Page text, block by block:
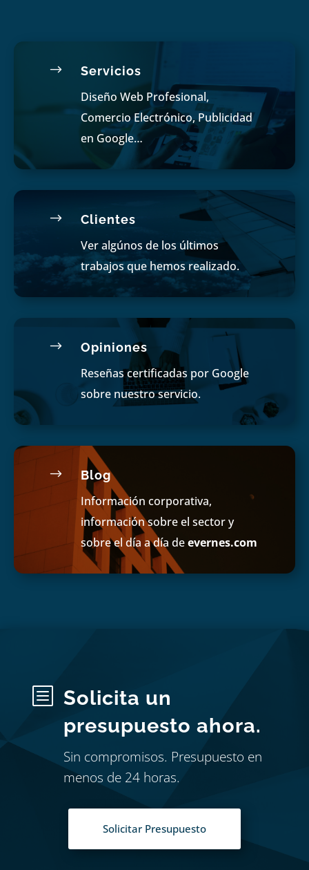
$ Servicios
Diseño Web Profesional,
Comercio Electrónico, Publicidad
en Google…
$ Clientes
Ver algúnos de los últimos
trabajos que hemos realizado.
$ Opiniones
Reseñas certificadas por Google
sobre nuestro servicio.
$ Blog
Información corporativa,
información sobre el sector y
sobre el día a día deevernes.com
b
Solicita un
presupuesto ahora.
Sin compromisos. Presupuesto en
menos de 24 horas.
Solicitar Presupuesto